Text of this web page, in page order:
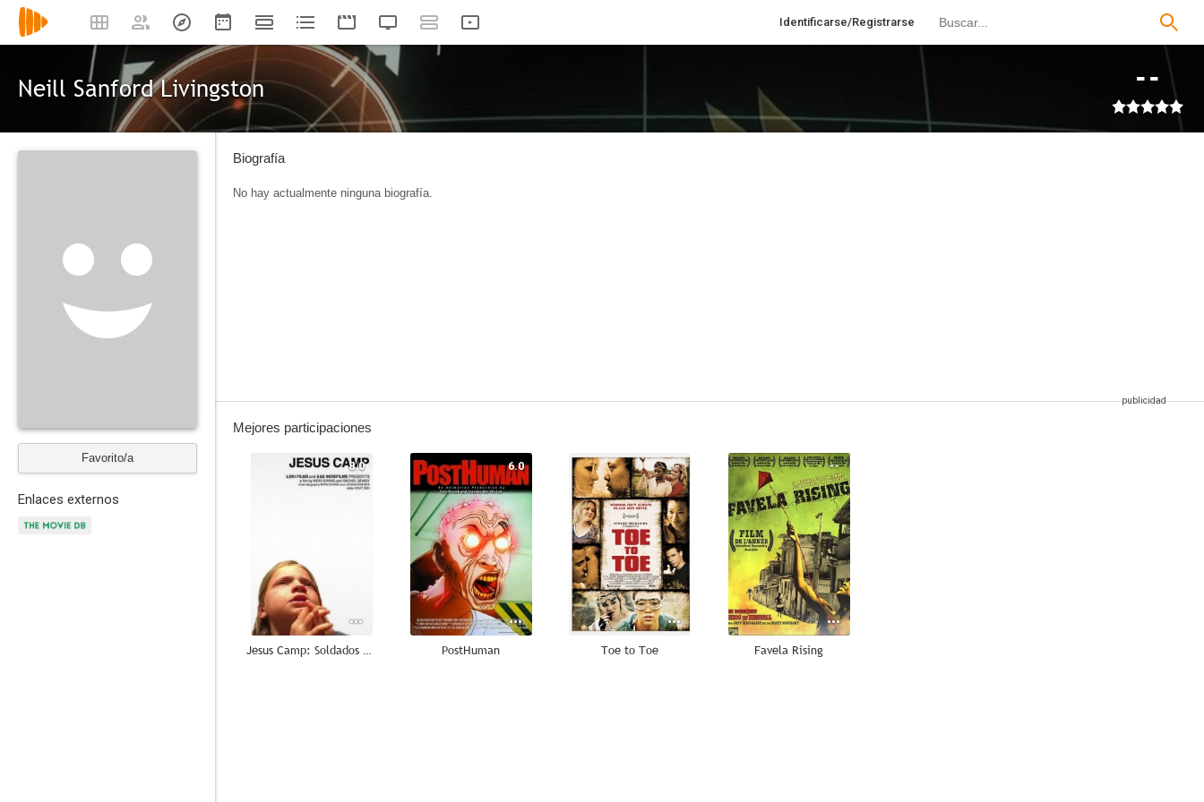
Identificarse/Registrarse
Neill Sanford Livingston --
Favorito/a
Enlaces externos
Biografía
No hay actualmente ninguna biografía.
Mejores participaciones
8.0
Jesus Camp: Soldados de Dios
6.0
PostHuman
--
Toe to Toe
--
Favela Rising